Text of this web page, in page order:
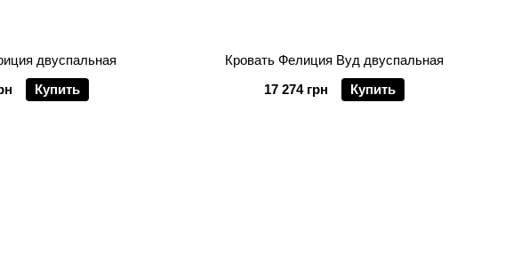
двуспальная
Купить
Кровать Фелиция Вуд двуспальная
17 274 грн
Купить